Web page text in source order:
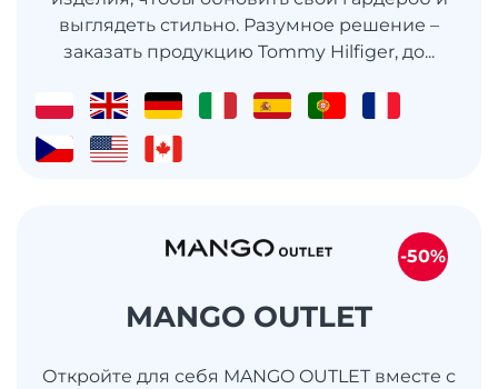
выглядеть стильно. Разумное решение –
заказать продукцию Tommy Hilfiger, до...
MANGO OUTLET
Откройте для себя MANGO OUTLET вместе с
-50%